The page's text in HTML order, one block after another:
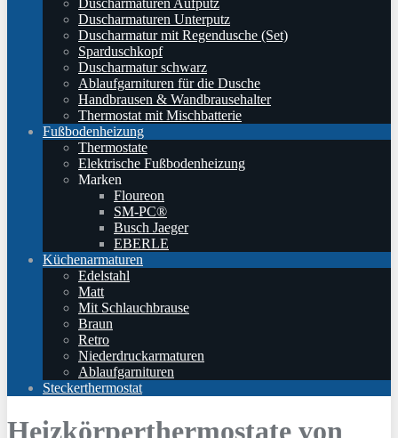
Duscharmaturen Aufputz
Duscharmaturen Unterputz
Duscharmatur mit Regendusche (Set)
Sparduschkopf
Duscharmatur schwarz
Ablaufgarnituren für die Dusche
Handbrausen & Wandbrausehalter
Thermostat mit Mischbatterie
Fußbodenheizung
Thermostate
Elektrische Fußbodenheizung
Marken
Floureon
SM-PC®
Busch Jaeger
EBERLE
Küchenarmaturen
Edelstahl
Matt
Mit Schlauchbrause
Braun
Retro
Niederdruckarmaturen
Ablaufgarnituren
Steckerthermostat
Heizkörperthermostate von